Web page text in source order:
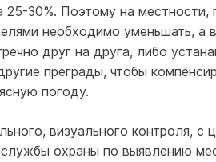
25-30%. Поэтому на
необходимо уменьшать, а
друг на друга, либо
преграды, чтобы
погоду.
визуального контроля,
охраны по выявлению